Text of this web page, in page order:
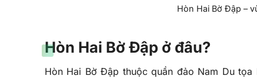
Hòn Hai Bờ Đập –
Hòn Hai Bờ Đập ở đâu?
Hòn Hai Bờ Đập thuộc quần đảo Nam Du